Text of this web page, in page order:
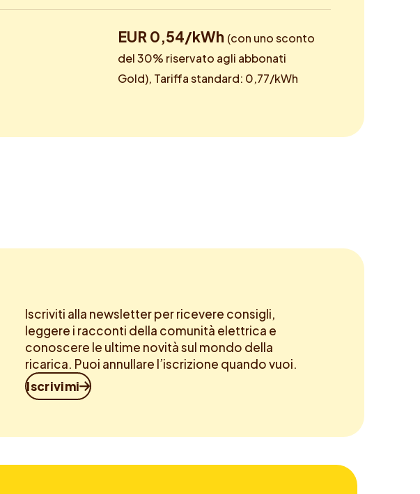
EUR 0,54/kWh (con uno sconto
del 30% riservato agli abbonati
Gold), Tariffa standard: 0,77/kWh
Iscriviti alla newsletter per ricevere consigli,
leggere i racconti della comunità elettrica e
conoscere le ultime novità sul mondo della
ricarica. Puoi annullare l’iscrizione quando vuoi.
Iscrivimi